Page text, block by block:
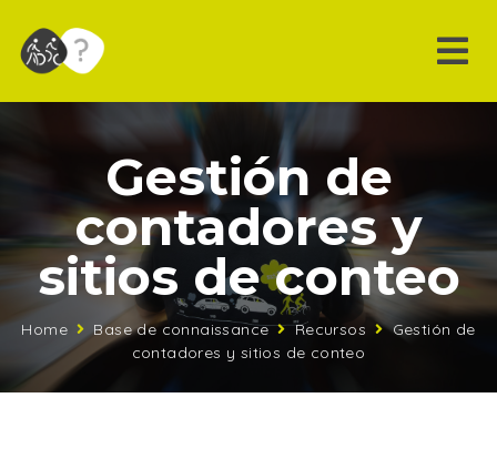
Gestión de
contadores y
sitios de conteo
Home Base de connaissance Recursos
Gestión de
contadores y sitios de conteo